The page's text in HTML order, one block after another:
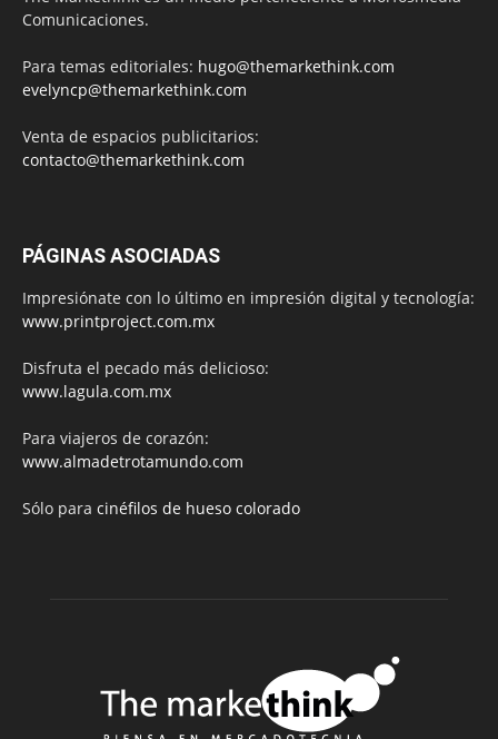
Comunicaciones.
Para temas editoriales: hugo@themarkethink.com
evelyncp@themarkethink.com
Venta de espacios publicitarios:
contacto@themarkethink.com
PÁGINAS ASOCIADAS
Impresiónate con lo último en impresión digital y tecnología:
www.printproject.com.mx
Disfruta el pecado más delicioso:
www.lagula.com.mx
Para viajeros de corazón:
www.almadetrotamundo.com
Sólo para cinéfilos de hueso colorado